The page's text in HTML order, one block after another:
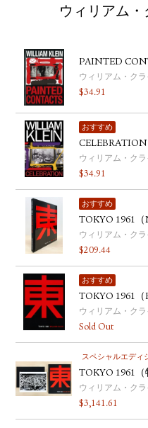
ウィリアム
PAINTED
ウィリアム・クラ
$34.91
おすすめ
CELEBRATION
ウィリアム・クラ
$34.91
おすすめ
TOKYO 1961（
ウィリアム・クラ
$209.44
おすすめ
TOKYO 1961
ウィリアム・クラ
Sold Out
スペシャルエディ
TOKYO 1961（
ウィリアム・クラ
$3,141.61